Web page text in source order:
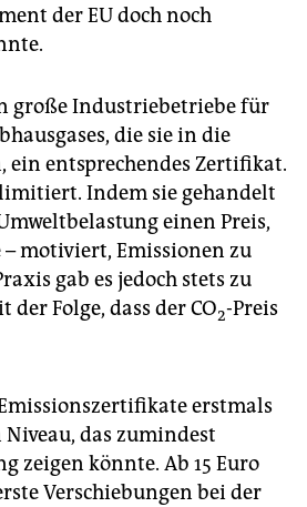
der EU doch noch
große Industriebetriebe für
die sie in die
ein entsprechendes Zertifikat.
Indem sie gehandelt
einen Preis,
– motiviert, Emissionen zu
gab es jedoch stets zu
Folge, dass der CO2-Preis
erstmals
Niveau, das zumindest
zeigen könnte. Ab 15 Euro
Verschiebungen bei der